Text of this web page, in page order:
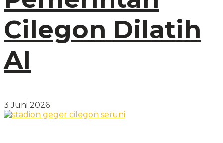
Cilegon Dilatih
AI
3 Juni 2026